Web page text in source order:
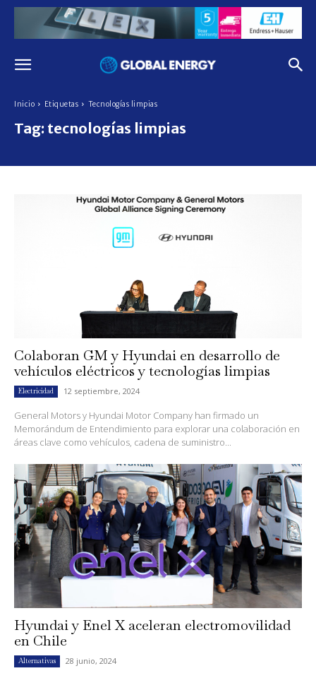
Inicio Etiquetas Tecnologías limpias
Tag: tecnologías limpias
Colaboran GM y Hyundai en desarrollo de
vehículos eléctricos y tecnologías limpias
Electricidad 12 septiembre, 2024
General Motors y Hyundai Motor Company han firmado un
Memorándum de Entendimiento para explorar una colaboración en
áreas clave como vehículos, cadena de suministro...
Hyundai y Enel X aceleran electromovilidad
en Chile
Alternativas 28 junio, 2024